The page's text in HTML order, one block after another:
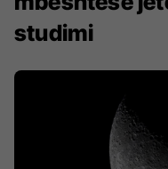
studimi